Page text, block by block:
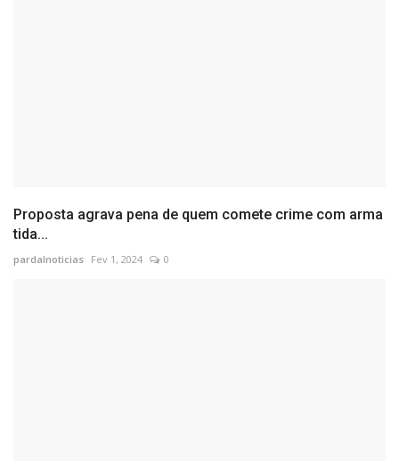
Proposta agrava pena de quem comete crime com arma
tida...
pardalnoticias Fev 1, 2024 0